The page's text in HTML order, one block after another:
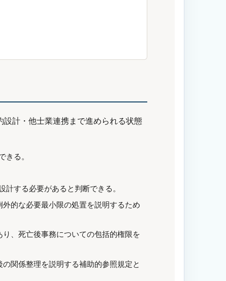
計・他士業連携まで進められる状態
きる。
する必要があると判断できる。
的な必要最小限の処置を説明するため
、死亡後事務についての包括的権限を
関係整理を説明する補助的参照規定と